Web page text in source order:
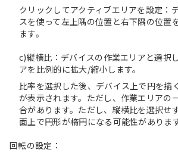
クリックしてアクティブエリアを設定：
スを使って左上隅の位置と右下隅の位置
ます。
c)縦横比：デバイスの作業エリアと選択
アを比例的に拡大/縮小します。
比率を選択した後、デバイス上で円を描
が表示されます。ただし、作業エリアの
合があります。ただし、縦横比を選択せ
面上で円形が楕円になる可能性があります
回転の設定：